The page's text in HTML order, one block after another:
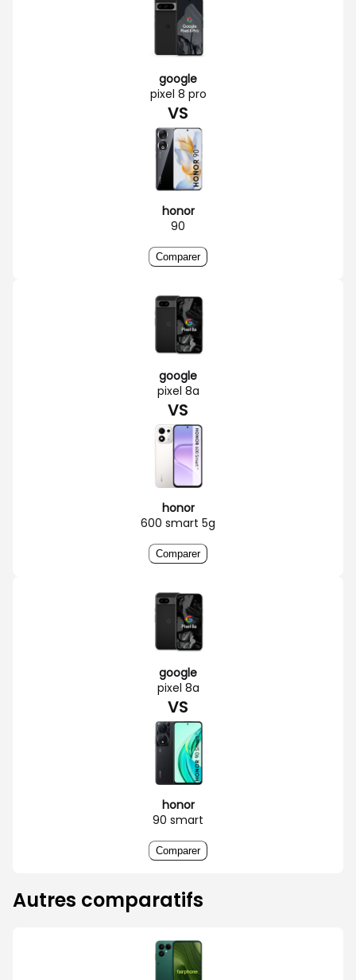
google
pixel 8 pro
VS
honor
90
Comparer
google
pixel 8a
VS
honor
600 smart 5g
Comparer
google
pixel 8a
VS
honor
90 smart
Comparer
Autres comparatifs